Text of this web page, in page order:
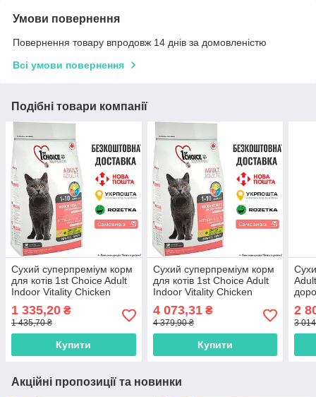
Умови повернення
Повернення товару впродовж 14 днів за домовленістю
Всі умови повернення
Подібні товари компанії
Сухий суперпреміум корм
для котів 1st Choice Adult
Indoor Vitality Chicken
курка 2.72 кг
1 335,20 ₴
1 435,70 ₴
Купити
Сухий суперпреміум корм
для котів 1st Choice Adult
Indoor Vitality Chicken
курка 10 кг
4 073,31₴
4 379,90 ₴
Купити
14
2
3
Акційні пропозиції та новинки